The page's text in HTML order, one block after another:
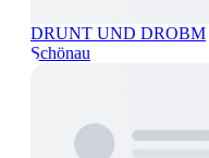
DRUNT UND DROBM
Schönau